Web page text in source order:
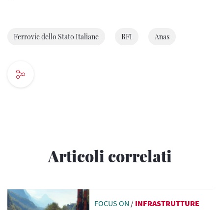
Ferrovie dello Stato Italiane RFI Anas
Articoli correlati
FOCUS ON / INFRASTRUTTURE